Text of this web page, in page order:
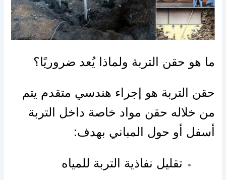
ما هو حقن التربة ولماذا يُعد ضروريًا؟
حقن التربة هو إجراء هندسي متقدم يتم
من خلاله حقن مواد خاصة داخل التربة
أسفل أو حول المباني بهدف:
تقليل نفاذية التربة للمياه